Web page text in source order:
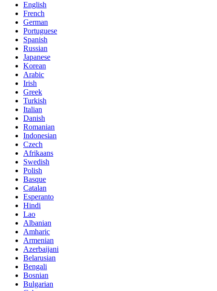
English
French
German
Portuguese
Spanish
Russian
Japanese
Korean
Arabic
Irish
Greek
Turkish
Italian
Danish
Romanian
Indonesian
Czech
Afrikaans
Swedish
Polish
Basque
Catalan
Esperanto
Hindi
Lao
Albanian
Amharic
Armenian
Azerbaijani
Belarusian
Bengali
Bosnian
Bulgarian